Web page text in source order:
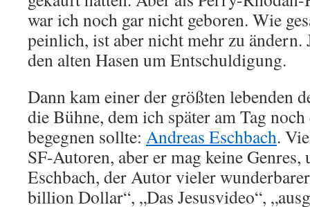
war ich noch gar nicht geboren. Wie
peinlich, ist aber nicht mehr zu ändern.
den alten Hasen um Entschuldigung.
Dann kam einer der größten lebenden
die Bühne, dem ich später am Tag
begegnen sollte: Andreas Eschbach.
SF-Autoren, aber er mag keine
Eschbach, der Autor vieler
billion Dollar“, „Das Jesusvideo“,